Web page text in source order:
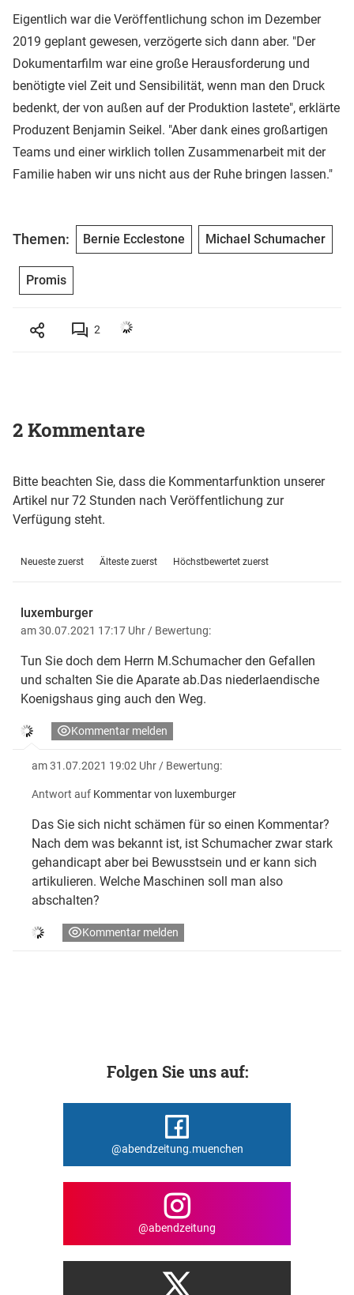
Eigentlich war die Veröffentlichung schon im Dezember
2019 geplant gewesen, verzögerte sich dann aber. "Der
Dokumentarfilm war eine große Herausforderung und
benötigte viel Zeit und Sensibilität, wenn man den Druck
bedenkt, der von außen auf der Produktion lastete", erklärte
Produzent Benjamin Seikel. "Aber dank eines großartigen
Teams und einer wirklich tollen Zusammenarbeit mit der
Familie haben wir uns nicht aus der Ruhe bringen lassen."
Themen: Bernie Ecclestone Michael Schumacher
Promis
2
2 Kommentare
Bitte beachten Sie, dass die Kommentarfunktion unserer
Artikel nur 72 Stunden nach Veröffentlichung zur
Verfügung steht.
Neueste zuerst Älteste zuerst Höchstbewertet zuerst
luxemburger
am 30.07.2021 17:17 Uhr / Bewertung:
Tun Sie doch dem Herrn M.Schumacher den Gefallen
und schalten Sie die Aparate ab.Das niederlaendische
Koenigshaus ging auch den Weg.
Kommentar melden
am 31.07.2021 19:02 Uhr / Bewertung:
Antwort auf Kommentar von luxemburger
Das Sie sich nicht schämen für so einen Kommentar?
Nach dem was bekannt ist, ist Schumacher zwar stark
gehandicapt aber bei Bewusstsein und er kann sich
artikulieren. Welche Maschinen soll man also
abschalten?
Kommentar melden
Folgen Sie uns auf:
@abendzeitung.muenchen
@abendzeitung